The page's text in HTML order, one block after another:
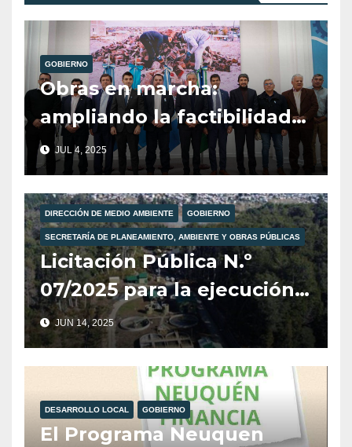
GOBIERNO
Obras en marcha:
ampliando la factibilidad
de gas en Villa La
Angostura.
JUL 4, 2025
DIRECCIÓN DE MEDIO AMBIENTE GOBIERNO
SECRETARÍA DE PLANEAMIENTO, AMBIENTE Y OBRAS PÚBLICAS
Licitación Pública N.º
07/2025 para la ejecución
de la Planta de
Pretratamiento de
Efluentes Cloacales de
Camiones Atmosféricos en
Villa La Angostura.
JUN 14, 2025
DESARROLLO LOCAL GOBIERNO
El Programa Neuquen